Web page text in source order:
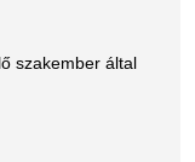
szakember által